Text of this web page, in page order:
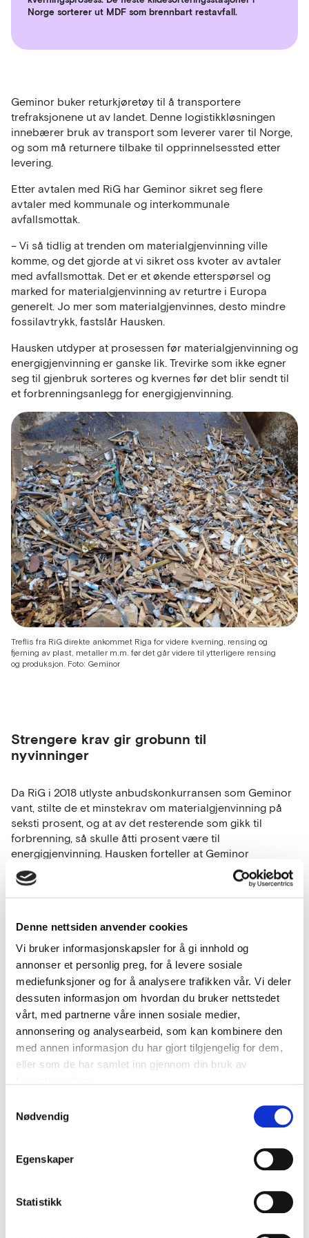
Denne nettsiden anvender cookies
Vi bruker informasjonskapsler for å gi innhold og
annonser et personlig preg, for å levere sosiale
mediefunksjoner og for å analysere trafikken vår. Vi deler
dessuten informasjon om hvordan du bruker nettstedet
vårt, med partnerne våre innen sosiale medier,
annonsering og analysearbeid, som kan kombinere den
med annen informasjon du har gjort tilgjengelig for dem,
eller som de har samlet inn gjennom din bruk av
Nødvendig
Egenskaper
Statistikk
Norge sorterer ut MDF som brennbart restavfall.
Geminor buker returkjøretøy til å transportere
trefraksjonene ut av landet. Denne logistikkløsningen
innebærer bruk av transport som leverer varer til Norge,
og som må returnere tilbake til opprinnelsessted etter
levering.
Etter avtalen med RiG har Geminor sikret seg flere
avtaler med kommunale og interkommunale
avfallsmottak.
– Vi så tidlig at trenden om materialgjenvinning ville
komme, og det gjorde at vi sikret oss kvoter av avtaler
med avfallsmottak. Det er et økende etterspørsel og
marked for materialgjenvinning av returtre i Europa
generelt. Jo mer som materialgjenvinnes, desto mindre
fossilavtrykk, fastslår Hausken.
Hausken utdyper at prosessen før materialgjenvinning og
energigjenvinning er ganske lik. Trevirke som ikke egner
seg til gjenbruk sorteres og kvernes før det blir sendt til
et forbrenningsanlegg for energigjenvinning.
Treflis fra RiG direkte ankommet Riga for videre kverning, rensing og
fjerning av plast, metaller m.m. før det går videre til ytterligere rensing
og produksjon. Foto: Geminor
Strengere krav gir grobunn til
nyvinninger
Da RiG i 2018 utlyste anbudskonkurransen som Geminor
vant, stilte de et minstekrav om materialgjenvinning på
seksti prosent, og at av det resterende som gikk til
forbrenning, så skulle åtti prosent være til
energigjenvinning. Hausken forteller at Geminor
materialgjenvinner seksti prosent at trevirket, og vel så
det.
et lite land, samtidig har mye har endret seg siden da. Nå
krever åtti prosent kommunale renovasjonsanlegg det,
samtidig som de stiller krav til bruk av biogass i
transport, opplyser Hausken.
Skalering: økt grad av gjennvinning
Hausken forteller at Geminor ser på andre
avfallsfraksjoner som kan energigjenvinnes, for eksempel
energiprodukter gjennom alternative brenselsmetoder.
til energi som kan nyttiggjøres. I Geminor er vi inne i
pyrolyse i dag med plast. I løpet av få år vil pyrolyse
andre organiske fraksjoner, hevder Hausken.